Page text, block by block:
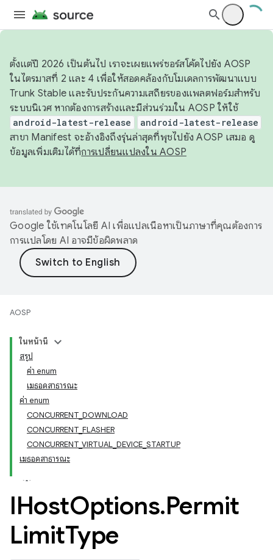
ตั้งแต่ปี 2026 เป็นต้นไป เราจะเผยแพร่ซอร์สโค้ดไปยัง AOSP
ในไตรมาสที่ 2 และ 4 เพื่อให้สอดคล้องกับโมเดลการพัฒนาแบบ
Trunk Stable และรับประกันความเสถียรของแพลตฟอร์มสำหรับ
ระบบนิเวศ หากต้องการสร้างและมีส่วนร่วมใน AOSP ให้ใช้
android-latest-release android-latest-release
สาขา Manifest จะอ้างอิงถึงรุ่นล่าสุดที่พุชไปยัง AOSP เสมอ ดู
ข้อมูลเพิ่มเติมได้ที่การเปลี่ยนแปลงใน AOSP
Google ใช้เทคโนโลยี AI เพื่อแปลเนื้อหาเป็นภาษาที่คุณต้องการ
การแปลโดย AI อาจมีข้อผิดพลาด
AOSP
ในหน้านี้
สรุป
ค่า enum
เมธอดสาธารณะ
ค่า enum
CONCURRENT_DOWNLOAD
CONCURRENT_FLASHER
CONCURRENT_VIRTUAL_DEVICE_STARTUP
เมธอดสาธารณะ
IHostOptions.Permit
LimitType